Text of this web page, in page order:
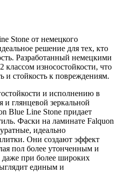
Stone от немецкого
решение для тех, кто
Разработанный немецкими
классом износостойкости, что
и стойкость к повреждениям.
и исполнению в
глянцевой зеркальной
Blue Line Stone придает
Фаски на ламинате Falquon
идеально
Они создают эффект
пол более утонченным и
даже при более широких
единым и